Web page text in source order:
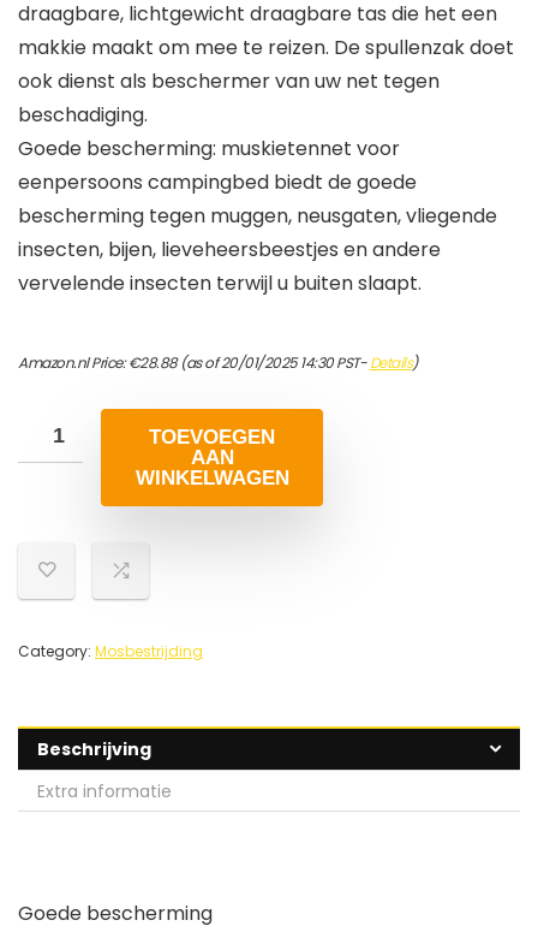
draagbare, lichtgewicht draagbare tas die het een
makkie maakt om mee te reizen. De spullenzak doet
ook dienst als beschermer van uw net tegen
beschadiging.
Goede bescherming: muskietennet voor
eenpersoons campingbed biedt de goede
bescherming tegen muggen, neusgaten, vliegende
insecten, bijen, lieveheersbeestjes en andere
vervelende insecten terwijl u buiten slaapt.
Amazon.nl Price:€28.88(as of 20/01/2025 14:30 PST-Details)
TOEVOEGEN
AAN
WINKELWAGEN
Category: Mosbestrijding
Beschrijving
Extra informatie
Goede bescherming